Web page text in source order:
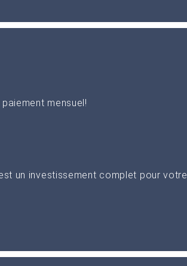
mensuel!
un investissement complet pour votre